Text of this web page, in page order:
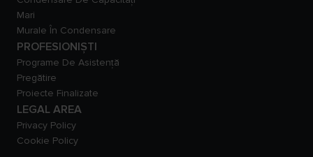
Mari
Murale În Condensare
PROFESIONIȘTI
Programe De Asistență
Pregătire
Proiecte Finalizate
LEGAL AREA
Privacy Policy
Cookie Policy